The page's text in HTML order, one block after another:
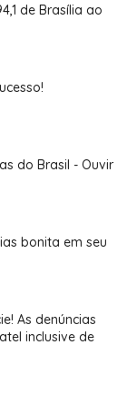
de Brasília ao
do Brasil - Ouvir
bonita em seu
As denúncias
inclusive de